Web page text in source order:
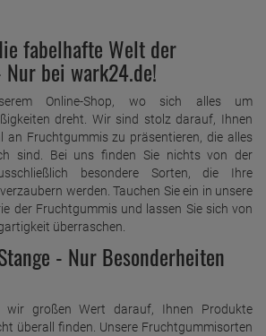
fabelhafte Welt der
bei wark24.de!
Online-Shop, wo sich alles um
dreht. Wir sind stolz darauf, Ihnen
an Fruchtgummis zu präsentieren, die alles
sind. Bei uns finden Sie nichts von der
besondere Sorten, die Ihre
werden. Tauchen Sie ein in unsere
der Fruchtgummis und lassen Sie sich von
überraschen.
- Nur Besonderheiten
wir großen Wert darauf, Ihnen Produkte
überall finden. Unsere Fruchtgummisorten